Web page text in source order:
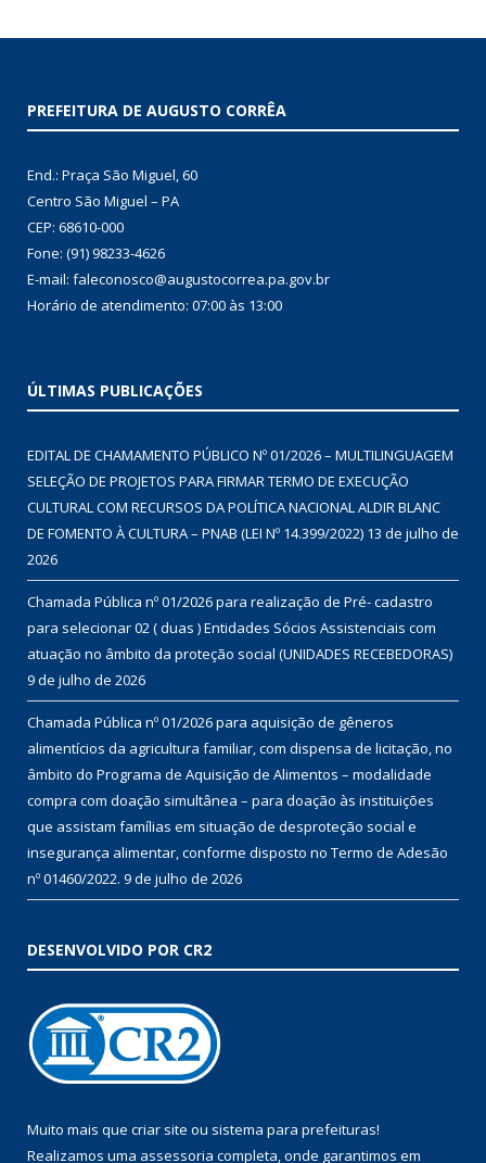
PREFEITURA DE AUGUSTO CORRÊA
End.: Praça São Miguel, 60
Centro São Miguel – PA
CEP: 68610-000
Fone: (91) 98233-4626
E-mail: faleconosco@augustocorrea.pa.gov.br
Horário de atendimento: 07:00 às 13:00
ÚLTIMAS PUBLICAÇÕES
EDITAL DE CHAMAMENTO PÚBLICO Nº 01/2026 – MULTILINGUAGEM
SELEÇÃO DE PROJETOS PARA FIRMAR TERMO DE EXECUÇÃO
CULTURAL COM RECURSOS DA POLÍTICA NACIONAL ALDIR BLANC
DE FOMENTO À CULTURA – PNAB (LEI Nº 14.399/2022) 13 de julho de
2026
Chamada Pública nº 01/2026 para realização de Pré- cadastro
para selecionar 02 ( duas ) Entidades Sócios Assistenciais com
atuação no âmbito da proteção social (UNIDADES RECEBEDORAS)
9 de julho de 2026
Chamada Pública nº 01/2026 para aquisição de gêneros
alimentícios da agricultura familiar, com dispensa de licitação, no
âmbito do Programa de Aquisição de Alimentos – modalidade
compra com doação simultânea – para doação às instituições
que assistam famílias em situação de desproteção social e
insegurança alimentar, conforme disposto no Termo de Adesão
nº 01460/2022. 9 de julho de 2026
DESENVOLVIDO POR CR2
Muito mais que criar site ou sistema para prefeituras!
Realizamos uma assessoria completa, onde garantimos em